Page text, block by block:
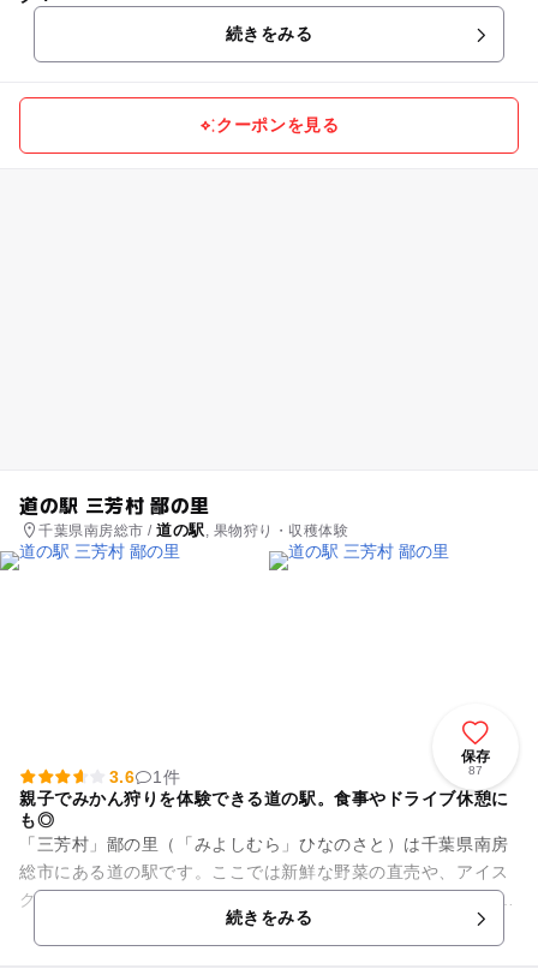
続きをみる
クーポンを見る
道の駅 三芳村 鄙の里
千葉県南房総市 /道の駅, 果物狩り・収穫体験
保存
87
3.6
1件
親子でみかん狩りを体験できる道の駅。食事やドライブ休憩に
も◎
「三芳村」鄙の里（「みよしむら」ひなのさと）は千葉県南房
総市にある道の駅です。ここでは新鮮な野菜の直売や、アイス
クリーム、名産品などを販売を行っています。 ほかにも、中庭
にはサンドウィッチやハ...続きをみる